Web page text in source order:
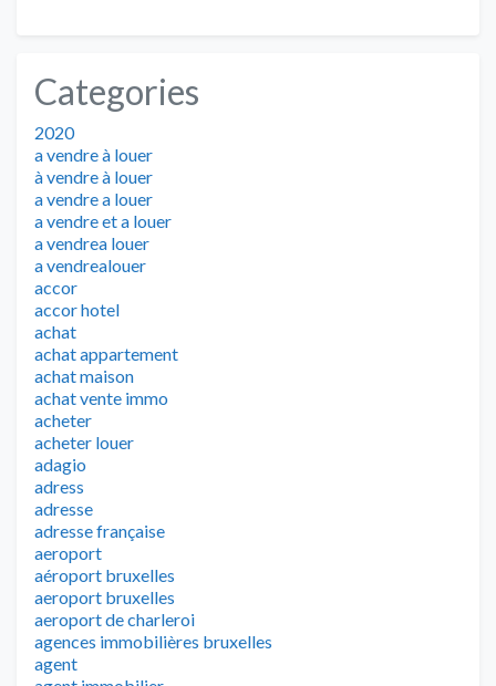
Categories
2020
a vendre à louer
à vendre à louer
a vendre a louer
a vendre et a louer
a vendrea louer
a vendrealouer
accor
accor hotel
achat
achat appartement
achat maison
achat vente immo
acheter
acheter louer
adagio
adress
adresse
adresse française
aeroport
aéroport bruxelles
aeroport bruxelles
aeroport de charleroi
agences immobilières bruxelles
agent